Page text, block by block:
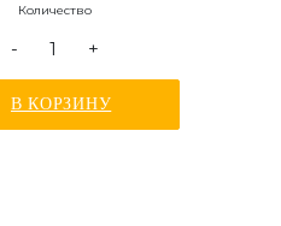
Количество
- +
В КОРЗИНУ